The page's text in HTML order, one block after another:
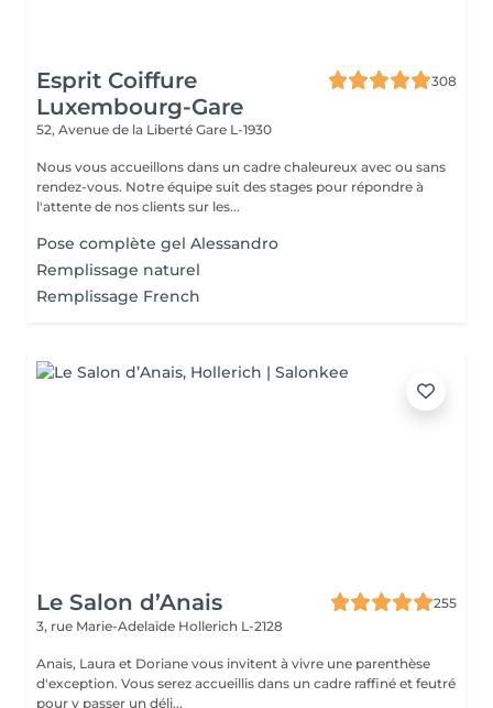
Esprit Coiffure
Luxembourg-Gare
308
52, Avenue de la Liberté Gare L-1930
Nous vous accueillons dans un cadre chaleureux avec ou sans
rendez-vous. Notre équipe suit des stages pour répondre à
l'attente de nos clients sur les...
Pose complète gel Alessandro
Remplissage naturel
Remplissage French
Le Salon d’Anais
255
3, rue Marie-Adelaïde Hollerich L-2128
Anais, Laura et Doriane vous invitent à vivre une parenthèse
d'exception. Vous serez accueillis dans un cadre raffiné et feutré
pour y passer un déli...